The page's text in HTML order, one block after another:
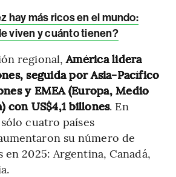
hay más ricos en el mundo:
viven y cuánto tienen?
regional,América lidera
seguida por Asia-Pacífico
y EMEA (Europa, Medio
con US$4,1 billones. En
cuatro países
su número de
2025: Argentina, Canadá,